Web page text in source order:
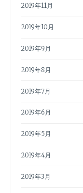
2019年11月
2019年10月
2019年9月
2019年8月
2019年7月
2019年6月
2019年5月
2019年4月
2019年3月